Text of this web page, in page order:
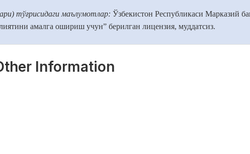
тўғрисидаги маълумотлар: Ўзбекистон Республикаси Марказий
амалга ошириш учун” берилган лицензия, муддатсиз.
Information